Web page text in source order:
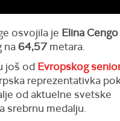
osvojila je Elina Cengo
na64,57metara.
još od Evropskog
reprezentativka
od aktuelne svetske
srebrnu medalju.